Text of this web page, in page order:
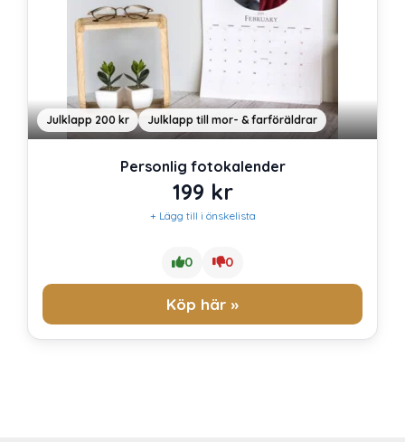
Julklapp 200 kr Julklapp till mor- & farföräldrar
Personlig fotokalender
199 kr
+ Lägg till i önskelista
0 0
Köp här »